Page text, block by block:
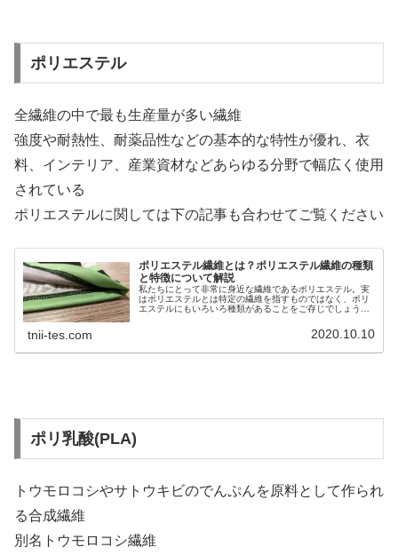
ポリエステル
全繊維の中で最も生産量が多い繊維
強度や耐熱性、耐薬品性などの基本的な特性が優れ、衣
料、インテリア、産業資材などあらゆる分野で幅広く使用
されている
ポリエステルに関しては下の記事も合わせてご覧ください
ポリエステル繊維とは？ポリエステル繊維の種類
と特徴について解説
私たちにとって非常に身近な繊維であるポリエステル。実
はポリエステルとは特定の繊維を指すものではなく、ポリ
エステルにもいろいろ種類があることをご存じでしょう
tnii-tes.com 2020.10.10
ポリ乳酸(PLA)
トウモロコシやサトウキビのでんぷんを原料として作られ
る合成繊維
別名トウモロコシ繊維